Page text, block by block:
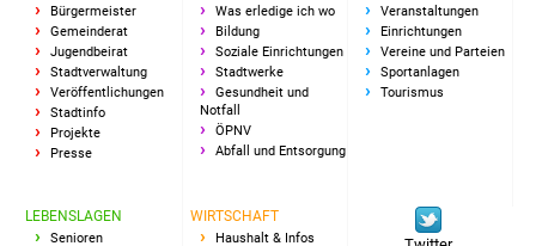
Bürgermeister
Gemeinderat
Jugendbeirat
Stadtverwaltung
Veröffentlichungen
Stadtinfo
Projekte
Presse
Was erledige ich wo
Bildung
Soziale Einrichtungen
Stadtwerke
Gesundheit und
Notfall
ÖPNV
Abfall und Entsorgung
Veranstaltungen
Einrichtungen
Vereine und Parteien
Sportanlagen
Tourismus
LEBENSLAGEN
Senioren
WIRTSCHAFT
Haushalt & Infos